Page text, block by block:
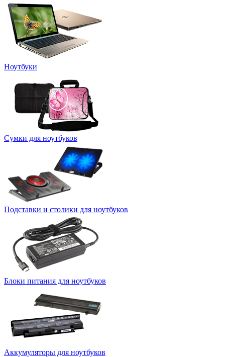
Ноутбуки
Сумки для ноутбуков
Подставки и столики для ноутбуков
Блоки питания для ноутбуков
Аккумуляторы для ноутбуков